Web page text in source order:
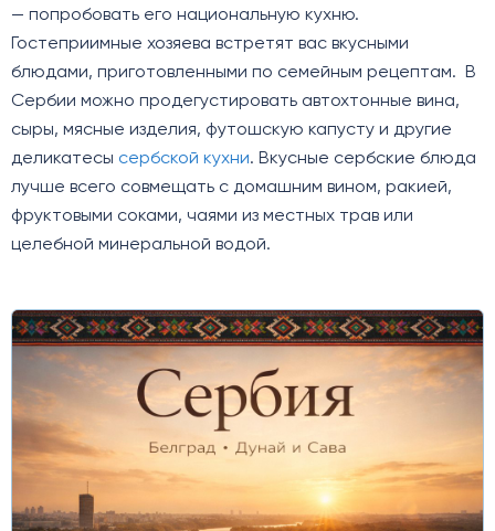
— попробовать его национальную кухню.
Гостеприимные хозяева встретят вас вкусными
блюдами, приготовленными по семейным рецептам. В
Сербии можно продегустировать автохтонные вина,
сыры, мясные изделия, футошскую капусту и другие
деликатесы сербской кухни. Вкусные сербские блюда
лучше всего совмещать с домашним вином, ракией,
фруктовыми соками, чаями из местных трав или
целебной минеральной водой.